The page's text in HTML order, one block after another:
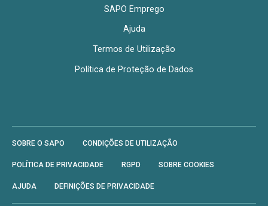
SAPO Emprego
Ajuda
Termos de Utilização
Política de Proteção de Dados
SOBRE O SAPO CONDIÇÕES DE UTILIZAÇÃO
POLÍTICA DE PRIVACIDADE RGPD SOBRE COOKIES
AJUDA DEFINIÇÕES DE PRIVACIDADE